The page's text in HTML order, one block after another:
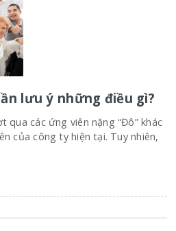
lưu ý những điều gì?
các ứng viên nặng “Đô” khác
của công ty hiện tại. Tuy nhiên,